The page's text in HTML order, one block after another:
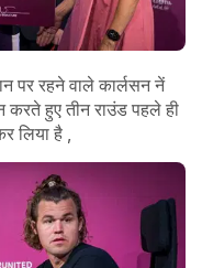
पर रहने वाले कार्लसन नें
हुए तीन राउंड पहले ही
लिया है ,